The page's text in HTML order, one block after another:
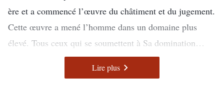
les paroles de vérité de Dieu. Elle réalise l’œuvre de
Dieu dans les derniers jours et est une expression de tout
Son tempérament, que l’homme doit comprendre. Ne
désires-tu pas ardemment Le comprendre ? Ne désires-tu
ère et a commencé l’œuvre du châtiment et du jugement.
Cette œuvre a mené l’homme dans un domaine plus
élevé. Tous ceux qui se soumettent à Sa domination
jouiront d’une vérité supérieure et recevront de bien
meilleures bénédictions. Ils vivront véritablement dans la
– La Parole, vol. 1 : L’apparition et l’œuvre de Dieu, Préface
Lire plus